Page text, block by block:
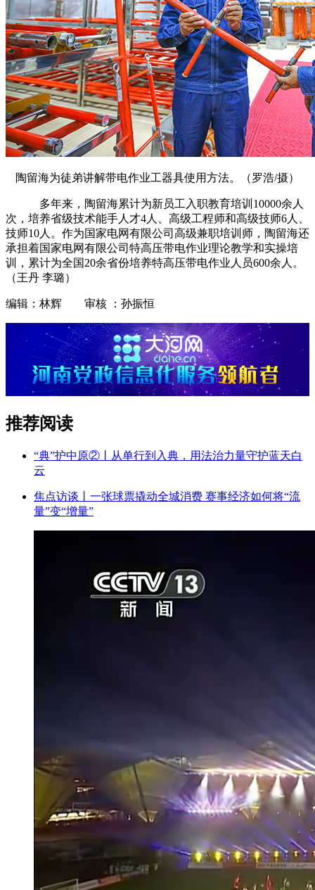
陶留海为徒弟讲解带电作业工器具使用方法。（罗浩/摄）
多年来，陶留海累计为新员工入职教育培训10000余人
次，培养省级技术能手人才4人、高级工程师和高级技师6人、
技师10人。作为国家电网有限公司高级兼职培训师，陶留海还
承担着国家电网有限公司特高压带电作业理论教学和实操培
训，累计为全国20余省份培养特高压带电作业人员600余人。
（王丹 李璐）
编辑：林辉 审核 ：孙振恒
推荐阅读
“典”护中原②‌丨从单行到入典，用法治力量守护蓝天白
云
焦点访谈丨一张球票撬动全城消费 赛事经济如何将“流
量”变“增量”